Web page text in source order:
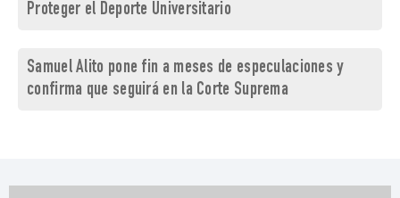
Proteger el Deporte Universitario
Samuel Alito pone fin a meses de especulaciones y
confirma que seguirá en la Corte Suprema